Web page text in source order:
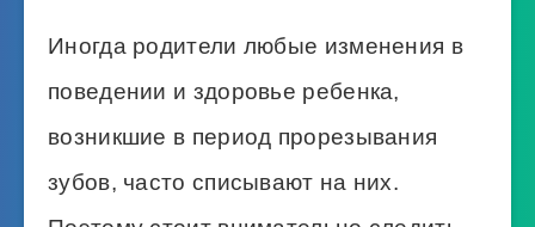
Иногда родители любые изменения в
поведении и здоровье ребенка,
возникшие в период прорезывания
зубов, часто списывают на них.